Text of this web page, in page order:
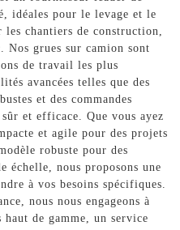
idéales pour le levage et le
chantiers de construction,
grues sur camion sont
de travail les plus
avancées telles que des
et des commandes
et efficace. Que vous ayez
et agile pour des projets
robuste pour des
échelle, nous proposons une
à vos besoins spécifiques.
nous nous engageons à
de gamme, un service